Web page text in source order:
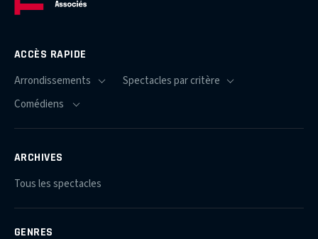
ACCÈS RAPIDE
ARCHIVES
Tous les spectacles
GENRES